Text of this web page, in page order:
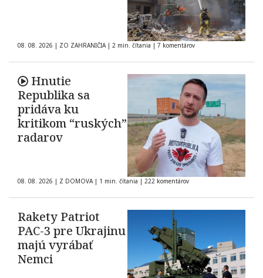
08. 08. 2026 | ZO ZAHRANIČIA | 2 min. čítania | 7 komentárov
Hnutie
Republika sa
pridáva ku
kritikom “ruských”
radarov
08. 08. 2026 | Z DOMOVA | 1 min. čítania | 222 komentárov
Rakety Patriot
PAC-3 pre Ukrajinu
majú vyrábať
Nemci